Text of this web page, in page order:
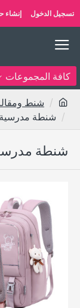
تسجيل الدخول إنشاء
كافة المجموعات
شنط
شنطة مدرسية بناتي 2
شنطة مدرسية بناتي 2